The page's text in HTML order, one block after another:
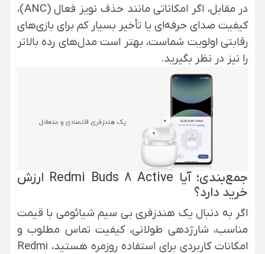
در مقابل، اگر امکاناتی مانند حذف نویز فعال (ANC)،
کیفیت صدای حرفه‌ای یا تأخیر بسیار کم برای بازی‌های
رقابتی اولویت شماست، بهتر است مدل‌های رده بالاتر
را نیز در نظر بگیرید.
جمع‌بندی؛ آیا Redmi Buds 8 Active ارزش
خرید دارد؟
اگر به دنبال یک هندزفری بی سیم شیائومی با قیمت
مناسب، شارژدهی طولانی، کیفیت تماس مطلوب و
امکانات کاربردی برای استفاده روزمره هستید، Redmi